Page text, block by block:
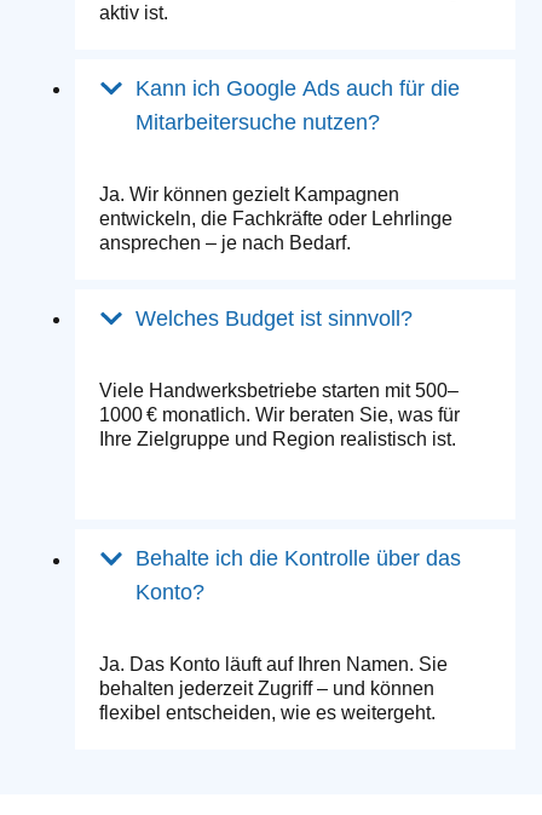
aktiv ist.
Kann ich Google Ads auch für die
Mitarbeitersuche nutzen?
Ja. Wir können gezielt Kampagnen
entwickeln, die Fachkräfte oder Lehrlinge
ansprechen – je nach Bedarf.
Welches Budget ist sinnvoll?
Viele Handwerksbetriebe starten mit 500–
1000 € monatlich. Wir beraten Sie, was für
Ihre Zielgruppe und Region realistisch ist.
Behalte ich die Kontrolle über das
Konto?
Ja. Das Konto läuft auf Ihren Namen. Sie
behalten jederzeit Zugriff – und können
flexibel entscheiden, wie es weitergeht.